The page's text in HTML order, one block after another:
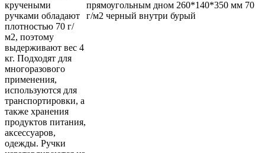
кручеными
ручками обладают
плотностью 70 г/
м2, поэтому
выдерживают вес 4
кг. Подходят для
многоразового
применения,
используются для
транспортировки, а
также хранения
продуктов питания,
аксессуаров,
одежды. Ручки